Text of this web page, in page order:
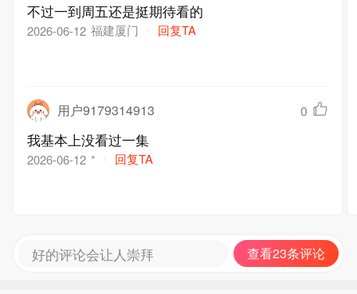
不过一到周五还是挺期待看的
2026-06-12 福建厦门 回复TA
用户9179314913 0
我基本上没看过一集
2026-06-12 * 回复TA
好的评论会让人崇拜 查看23条评论